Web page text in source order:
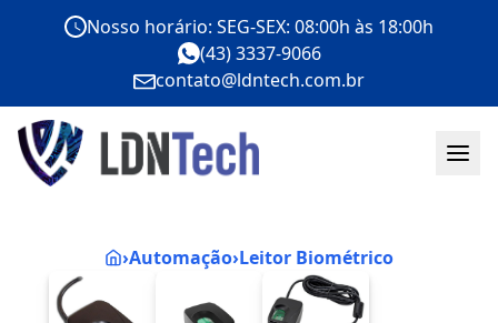
Nosso horário: SEG-SEX: 08:00h às 18:00h
(43) 3337-9066
contato@ldntech.com.br
›Automação›Leitor Biométrico